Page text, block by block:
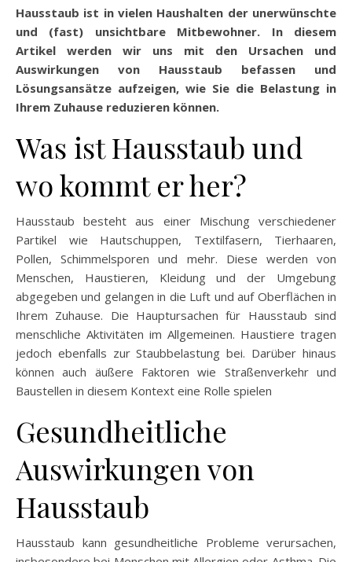
Hausstaub ist in vielen Haushalten der unerwünschte
und (fast) unsichtbare Mitbewohner. In diesem
Artikel werden wir uns mit den Ursachen und
Auswirkungen von Hausstaub befassen und
Lösungsansätze aufzeigen, wie Sie die Belastung in
Ihrem Zuhause reduzieren können.
Was ist Hausstaub und
wo kommt er her?
Hausstaub besteht aus einer Mischung verschiedener
Partikel wie Hautschuppen, Textilfasern, Tierhaaren,
Pollen, Schimmelsporen und mehr. Diese werden von
Menschen, Haustieren, Kleidung und der Umgebung
abgegeben und gelangen in die Luft und auf Oberflächen in
Ihrem Zuhause. Die Hauptursachen für Hausstaub sind
menschliche Aktivitäten im Allgemeinen. Haustiere tragen
jedoch ebenfalls zur Staubbelastung bei. Darüber hinaus
können auch äußere Faktoren wie Straßenverkehr und
Baustellen in diesem Kontext eine Rolle spielen
Gesundheitliche
Auswirkungen von
Hausstaub
Hausstaub kann gesundheitliche Probleme verursachen,